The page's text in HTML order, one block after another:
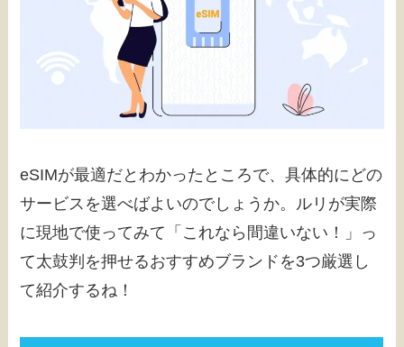
eSIMが最適だとわかったところで、具体的にどの
サービスを選べばよいのでしょうか。ルリが実際
に現地で使ってみて「これなら間違いない！」っ
て太鼓判を押せるおすすめブランドを3つ厳選し
て紹介するね！